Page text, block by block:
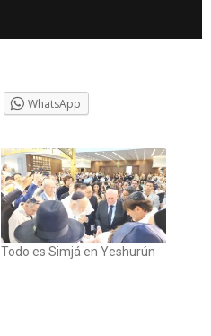
WhatsApp
Todo es Simjá en Yeshurún